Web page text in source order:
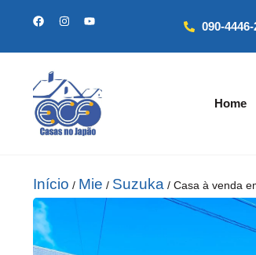
090-4446-
Home
Início / Mie / Suzuka / Casa à venda